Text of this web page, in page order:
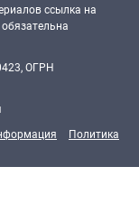
ссылка на
ОГРН
Политика